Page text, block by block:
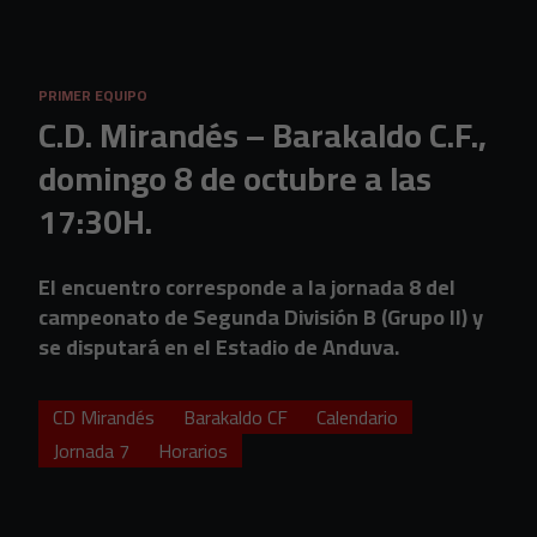
PRIMER EQUIPO
C.D. Mirandés – Barakaldo C.F.,
domingo 8 de octubre a las
17:30H.
El encuentro corresponde a la jornada 8 del
campeonato de Segunda División B (Grupo II) y
se disputará en el Estadio de Anduva.
CD Mirandés Barakaldo CF
Calendario
Jornada 7
Horarios